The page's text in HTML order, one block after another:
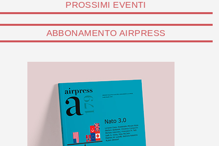
PROSSIMI EVENTI
ABBONAMENTO AIRPRESS